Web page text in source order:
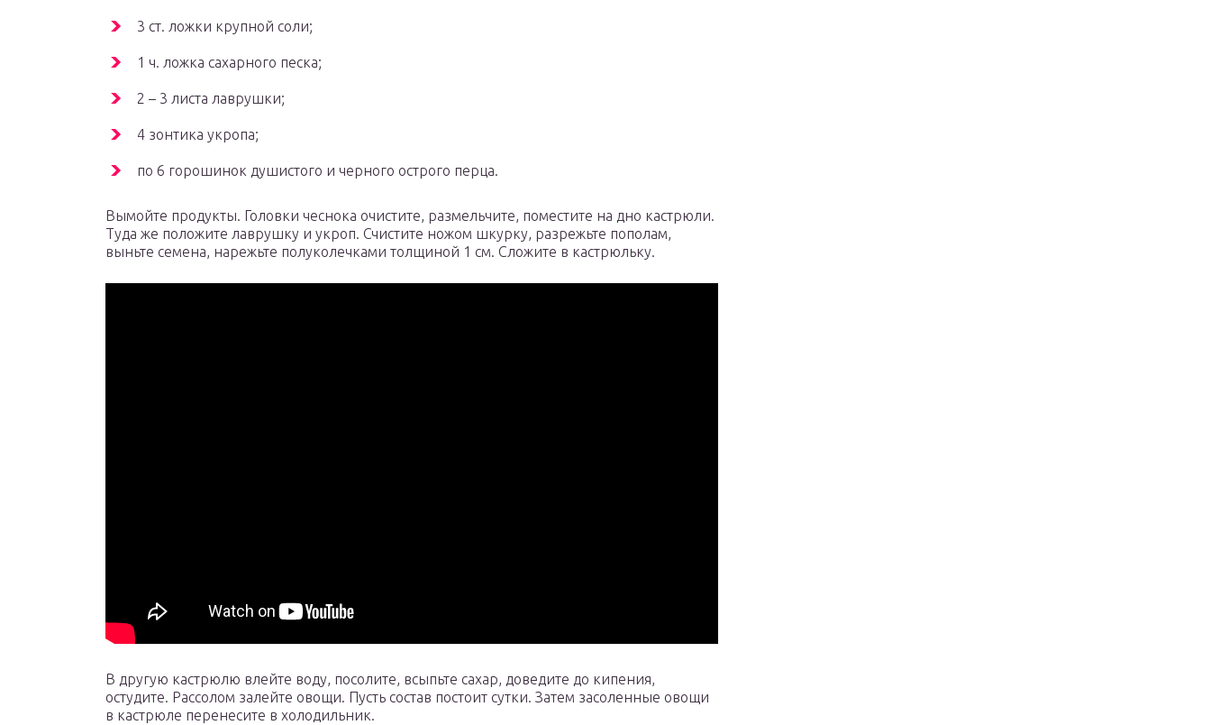
3 ст. ложки крупной соли;
1 ч. ложка сахарного песка;
2 – 3 листа лаврушки;
4 зонтика укропа;
по 6 горошинок душистого и черного острого перца.
Вымойте продукты. Головки чеснока очистите, размельчите, поместите на дно кастрюли.
Туда же положите лаврушку и укроп. Счистите ножом шкурку, разрежьте пополам,
выньте семена, нарежьте полуколечками толщиной 1 см. Сложите в кастрюльку.
В другую кастрюлю влейте воду, посолите, всыпьте сахар, доведите до кипения,
остудите. Рассолом залейте овощи. Пусть состав постоит сутки. Затем засоленные овощи
в кастрюле перенесите в холодильник.